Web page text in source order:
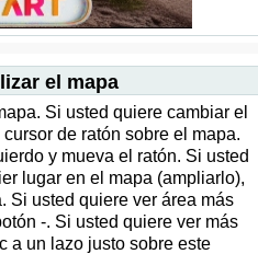
el mapa
Si usted quiere cambiar el
de ratón sobre el mapa.
y mueva el ratón. Si usted
lugar en el mapa (ampliarlo),
Si usted quiere ver área más
-. Si usted quiere ver más
a un lazo justo sobre este